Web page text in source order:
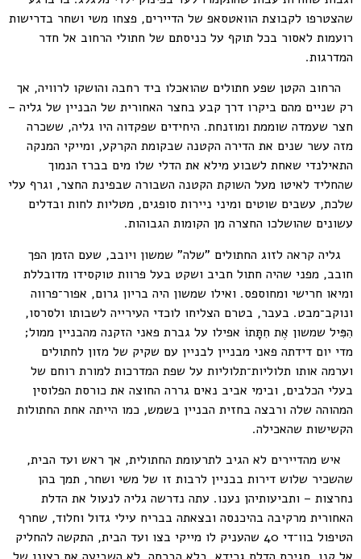
שהצטרפו לקבוצת הוואטסאפ של הדיירים, פצחו משי ושחר בדרישות
רועמות לאסור בכל תוקף על כניסתם של חתולי הרחוב אל חדר
המדרגות.
הרחוב הקטן שפע חתולים שהואכלו ביד רחבה והושקו לרוויה, אך
רק שניים מהם ביקרו דרך קבע בחצר האחורית של הבניין של גליה –
חצר שעמדה שוממת ומוזנחת. היחידים שפקדוה היו גליה, ששכרה
מזה עשר שנים את הדירה הקטנה שבקומת הקרקע, ומייקי המנקה
התאילנדי שאחת לשבוע מילא את הדלי שלו מים בברז הנמוך
שהחליד לאיטו מעל השוקת הקטנה השבורה שבפינת החצר, וגרף עלי
שלכת, עשבים שוטים ומיני ניירות סופגים, מטליות לחות ובדלים
עשונים שהושלכו החצרה מן הקומות הגבוהות.
גליה קראה לזוג החתולים "שלה" שמשון ויובב, שעם הזמן הפך
חובב, מפני שהיה חתול חביב ושקט בעל פרוות טוקסידו מדובללת
ומיאו חרישי ומחוספס. ואילו שמשון היה בריון גרום, אפור־פרווה
ונוקב־מבט. בעבר, בטרם הצליחו לוכדי העירייה לשבותו ולסרסו,
הִפִּיל שמשון אֶת חִתָּתוֹ אפילו על גברת פאני הזקנה מהבניין ממול;
מדי יום דידתה פאני מבניין לבניין עם שקיק של מזון לחתולים
וערמה אותו תלוליות־תלוליות על שפת המדרכות למורת רוחם של
בעלי הכלבים, ובימי אביב נאים גררה החוצה את כורסת הפלוסין
המהוהה שלה ורבצה בחזית הבניין בשמש, כמו הייתה אחת החתולות
הקשישות שהאכילה.
איש מהדיירים לא הגיב לתרעומת החתולית, אך ראש ועד הבית,
שהשכיר שלוש דירות בבניין לרבות זו של משי ושחר, תמך בהן
נחרצות – ותביעותיהן נענו. עתה נדרשה גליה לנעול את הדלת
האחורית מרקיבה בהיכנסה ובצאתה בבריח עילי גדול וחלוד, שחרף
הטיפול בוו־די 40 שהעניק לו מייקי בצו ועד הבית, התקשה להחליק